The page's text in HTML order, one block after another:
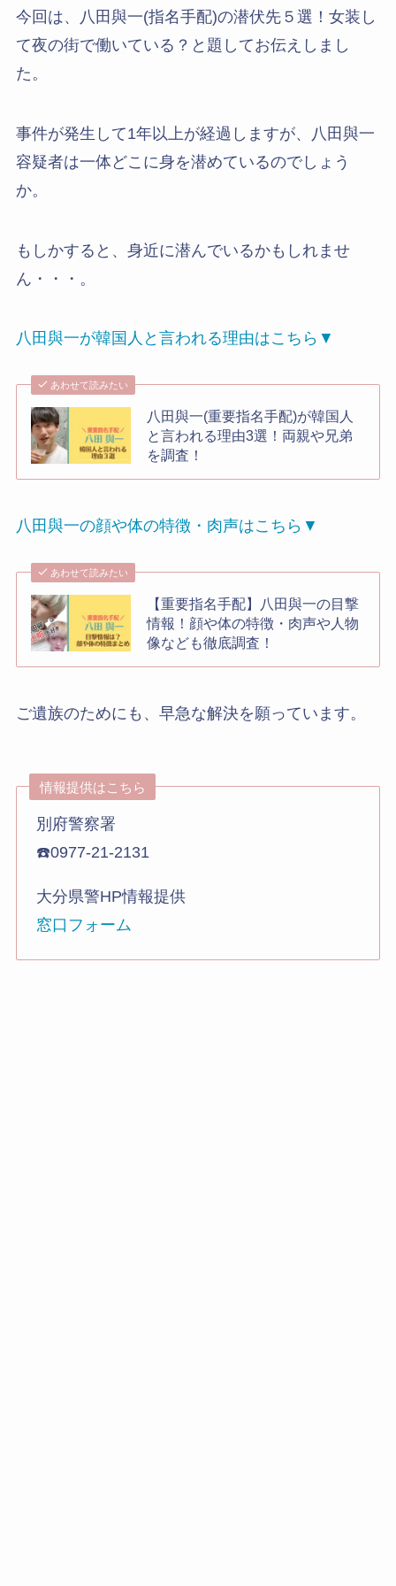
今回は、八田與一(指名手配)の潜伏先５選！女装し
て夜の街で働いている？と題してお伝えしまし
た。
事件が発生して1年以上が経過しますが、八田與一
容疑者は一体どこに身を潜めているのでしょう
か。
もしかすると、身近に潜んでいるかもしれませ
ん・・・。
八田與一が韓国人と言われる理由はこちら▼
あわせて読みたい
八田與一(重要指名手配)が韓国人
と言われる理由3選！両親や兄弟
を調査！
八田與一の顔や体の特徴・肉声はこちら▼
あわせて読みたい
【重要指名手配】八田與一の目撃
情報！顔や体の特徴・肉声や人物
像なども徹底調査！
ご遺族のためにも、早急な解決を願っています。
情報提供はこちら
別府警察署
☎️0977-21-2131
大分県警HP情報提供
窓口フォーム